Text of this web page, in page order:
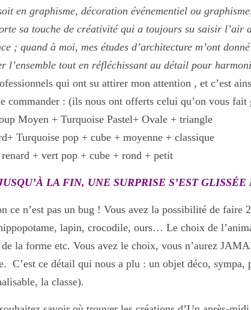
en graphisme, décoration événementiel ou
sa touche de créativité qui a toujours su saisir l’air
; quand à moi, mes études d’architecture m’ont
l’ensemble tout en réfléchissant au détail pour
qui ont su attirer mon attention , et c’est
commander : (ils nous ont offerts celui qu’on vous fait
Moyen + Turquoise Pastel+ Ovale + triangle
Turquoise pop + cube + moyenne + classique
+ vert pop + cube + rond + petit
LA FIN, UNE SURPRISE S’EST GLISSÉE
ce n’est pas un bug ! Vous avez la possibilité de
lapin, crocodile, ours… Le choix de
la forme etc. Vous avez le choix, vous n’aurez
C’est ce détail qui nous a plu : un objet déco, sympa,
la classe).